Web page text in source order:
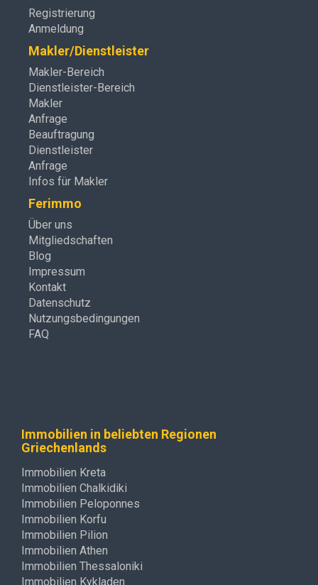
Registrierung
Anmeldung
Makler/Dienstleister
Makler-Bereich
Dienstleister-Bereich
Makler
Anfrage
Beauftragung
Dienstleister
Anfrage
Infos für Makler
Ferimmo
Über uns
Mitgliedschaften
Blog
Impressum
Kontakt
Datenschutz
Nutzungsbedingungen
FAQ
Immobilien in beliebten Regionen
Griechenlands
Immobilien Kreta
Immobilien Chalkidiki
Immobilien Peloponnes
Immobilien Korfu
Immobilien Pilion
Immobilien Athen
Immobilien Thessaloniki
Immobilien Kykladen